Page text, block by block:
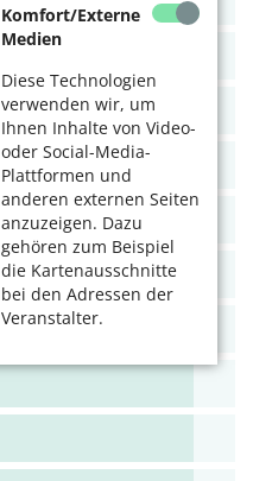
Komfort/Externe
Medien
Diese Technologien
verwenden wir, um
Ihnen Inhalte von Video-
oder Social-Media-
Plattformen und
anderen externen Seiten
anzuzeigen. Dazu
gehören zum Beispiel
die Kartenausschnitte
bei den Adressen der
Veranstalter.